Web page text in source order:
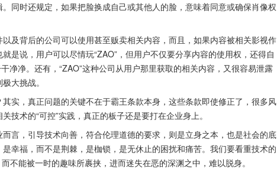
同时还规定，如果把脸换成自己或其他人的脸，意味着同意或确保肖像权
及背后的公司可以使用甚至贩卖相关内容，而且，如果内容被相关影视作
是说，用户可以尽情玩“ZAO”，但用户不仅要分享内容的使用权，还得自
净净。还有，“ZAO”这种公司从用户那里获取的相关内容，又很容易泄露
大挑战。
实，真正问题的关键不在于霸王条款本身，这些条款即使修正了，很多风
技术的“可控”实践，真正的板子还是要打在企业身上。
言，引导技术向善，符合伦理道德的要求，则是立身之本，也是社会的底
幸福，而不是荆棘，是枷锁，是无休止的困扰和痛苦。我们要看重技术的
而不能被一时的趣味所裹挟，进而迷失在恶的深渊之中，难以脱身。